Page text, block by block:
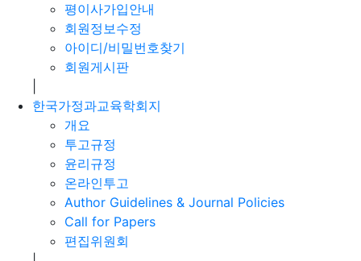
평이사가입안내
회원정보수정
아이디/비밀번호찾기
회원게시판
한국가정과교육학회지
개요
투고규정
윤리규정
온라인투고
Author Guidelines & Journal Policies
Call for Papers
편집위원회